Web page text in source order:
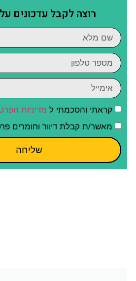
רוצה לקבל עדכונים
קראתי והסכמתי ל מדיניות
מאשר/ת קבלת דיוור וחומרים
שליחה